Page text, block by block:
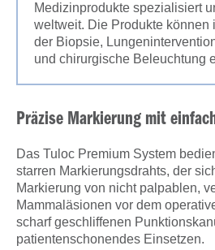
Medizinprodukte spezialisiert
weltweit. Die Produkte können
der Biopsie,
und chirurgische Beleuchtung
Präzise Markierung mit
Das Tuloc Premium System
starren Markierungsdrahts, der
Markierung von nicht palpablen,
Mammaläsionen vor dem
scharf geschliffenen
patientenschonendes Einsetzen.